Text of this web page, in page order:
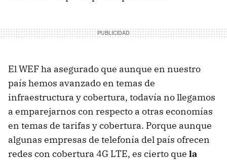
El WEF ha asegurado que aunque en nuestro
país hemos avanzado en temas de
infraestructura y cobertura, todavía no llegamos
a emparejarnos con respecto a otras economías
en temas de tarifas y cobertura. Porque aunque
algunas empresas de telefonía del país ofrecen
redes con cobertura 4G LTE, es cierto que la